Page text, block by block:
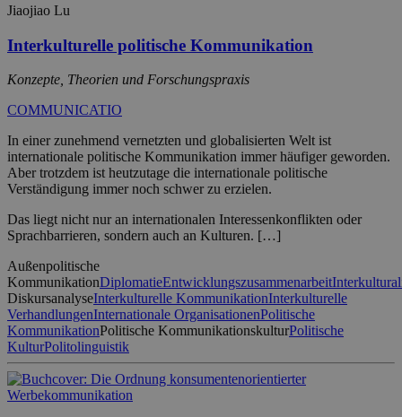
Jiaojiao Lu
Interkulturelle politische Kommunikation
Konzepte, Theorien und Forschungspraxis
COMMUNICATIO
In einer zunehmend vernetzten und globalisierten Welt ist
internationale politische Kommunikation immer häufiger geworden.
Aber trotzdem ist heutzutage die internationale politische
Verständigung immer noch schwer zu erzielen.
Das liegt nicht nur an internationalen Interessenkonflikten oder
Sprachbarrieren, sondern auch an Kulturen. […]
Außenpolitische
KommunikationDiplomatieEntwicklungszusammenarbeit
DiskursanalyseInterkulturelle KommunikationInterkulturelle
VerhandlungenInternationale OrganisationenPolitische
KommunikationPolitische KommunikationskulturPolitische
KulturPolitolinguistik